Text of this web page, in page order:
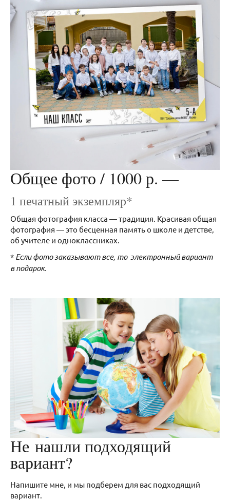
Общее фото / 1000 р. —
1 печатный экземпляр*
Общая фотография класса — традиция. Красивая общая
фотография — это бесценная память о школе и детстве,
об учителе и одноклассниках.
* Если фото заказывают все, то электронный вариант
в подарок.
Не нашли подходящий
вариант?
Напишите мне, и мы подберем для вас подходящий
вариант.